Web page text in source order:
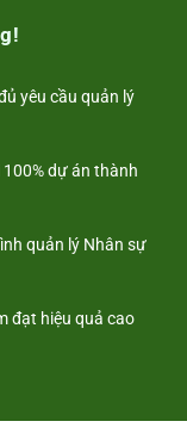
yêu cầu quản lý
dự án thành
quản lý Nhân sự
đạt hiệu quả cao